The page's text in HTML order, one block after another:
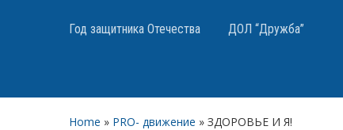
Год защитника Отечества ДОЛ “Дружба”
Home » PRO- движение » ЗДОРОВЬЕ И Я!